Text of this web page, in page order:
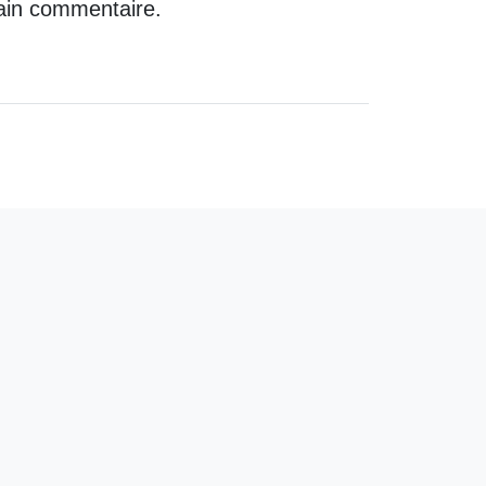
commentaire.